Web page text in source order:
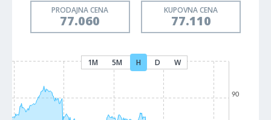
PRODAJNA CENA
77.060
KUPOVNA CENA
77.110
1M 5M H D W
90